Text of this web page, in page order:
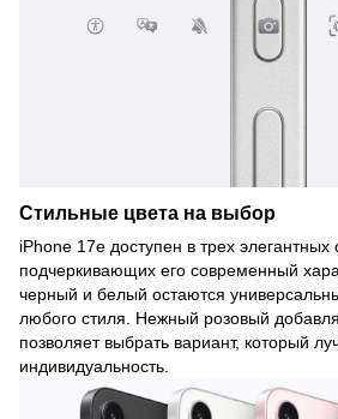
Стильные цвета на выбор
iPhone 17e доступен в трех элегантных
подчеркивающих его современный
черный и белый остаются
любого стиля. Нежный розовый
позволяет выбрать вариант, который
индивидуальность.